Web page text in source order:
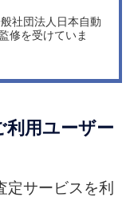
社団法人日本自動
修を受けていま
利用ユーザー
定サービスを利